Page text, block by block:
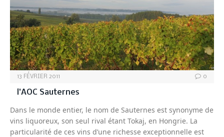
13 FÉVRIER 2011 0
l’AOC Sauternes
Dans le monde entier, le nom de Sauternes est synonyme de
vins liquoreux, son seul rival étant Tokaj, en Hongrie. La
particularité de ces vins d’une richesse exceptionnelle est